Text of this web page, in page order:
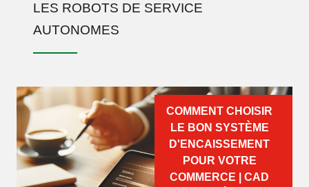
LES ROBOTS DE SERVICE
AUTONOMES
COMMENT CHOISIR
LE BON SYSTÈME
D'ENCAISSEMENT
POUR VOTRE
COMMERCE | CAD